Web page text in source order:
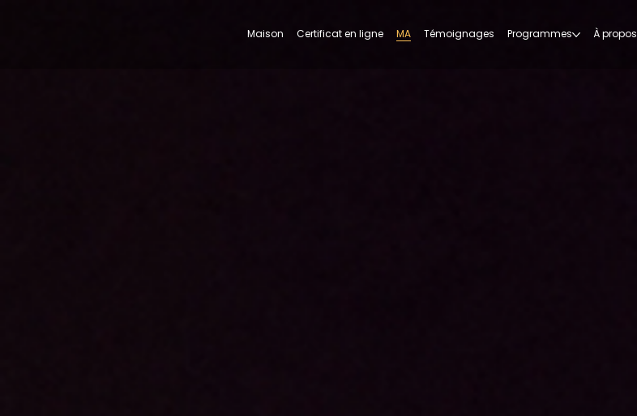
Maison Certificat en ligne MA Témoignages Programmes À propos